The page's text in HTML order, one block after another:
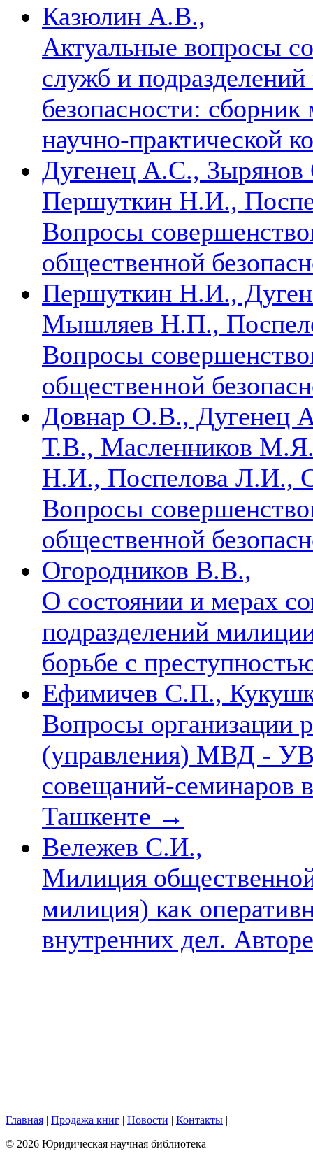
Казюлин А.В.,
Актуальные вопросы
служб и
безопасности: сборник
научно-практической
Дугенец А.С.,
Першуткин Н.И.,
Вопросы
общественной
Першуткин Н.И.,
Мышляев Н.П.,
Вопросы
общественной
Довнар О.В., Дугенец
Т.В., Масленников
Н.И., Поспелова Л.И.,
Вопросы
общественной
Огородников В.В.,
О состоянии и мерах
подразделений
борьбе с
Ефимичев С.П.,
Вопросы организации
(управления) МВД -
совещаний-семинаров
Ташкенте →
Вележев С.И.,
Милиция
милиция) как
внутренних дел.
Главная | Продажа книг | Новости | Контакты |
© 2026 Юридическая научная библиотека